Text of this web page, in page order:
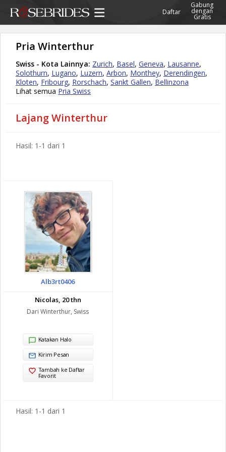
Daftar
Gabung
dengan
Gratis
Pria Winterthur
Swiss - Kota Lainnya: Zurich, Basel, Geneva, Lausanne,
Solothurn, Lugano, Luzern, Arbon, Monthey, Derendingen,
Kloten, Fribourg, Rorschach, Sankt Gallen, Bellinzona
Lihat semua Pria Swiss
Lajang Winterthur
Hasil: 1-1 dari 1
Alb3rt0406
Nicolas, 20 thn
Dari Winterthur, Swiss
Katakan Halo
Kirim Pesan
Tambah ke Daftar
Favorit
Hasil: 1-1 dari 1